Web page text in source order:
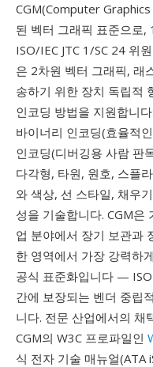
CGM(Computer
된 벡터 그래픽 표준으로
ISO/IEC JTC 1/SC 24 위
은 2차원 벡터 그래픽, 래
송하기 위한 장치 독립적
인코딩 방법을 지원합니
바이너리 인코딩(효율적
인코딩(디버깅용 사람 판
다각형, 타원, 원호, 스플
와 색상, 선 스타일, 채우
성을 기술합니다. CGM은
업 분야에서 장기 보관과
한 영역에서 가장 강력하
공식 표준화입니다 —
간에 보장되는 벤더 중립
니다. 전문 산업에서의 채
CGM의 W3C 프로파일인
식 전자 기술 매뉴얼(ATA